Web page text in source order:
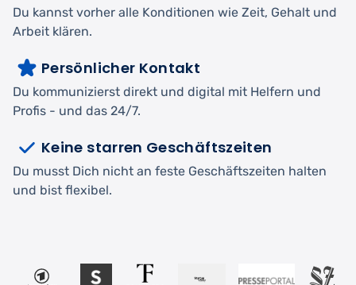
Du kannst vorher alle Konditionen wie Zeit, Gehalt und
Arbeit klären.
Persönlicher Kontakt
Du kommunizierst direkt und digital mit Helfern und
Profis - und das 24/7.
Keine starren Geschäftszeiten
Du musst Dich nicht an feste Geschäftszeiten halten
und bist flexibel.